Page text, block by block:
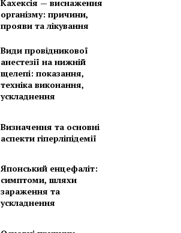
Кахексія — виснаження
організму: причини,
прояви та лікування
Види провідникової
анестезії на нижній
щелепі: показання,
техніка виконання,
ускладнення
Визначення та основні
аспекти гіперліпідемії
Японський енцефаліт:
симптоми, шляхи
зараження та
ускладнення